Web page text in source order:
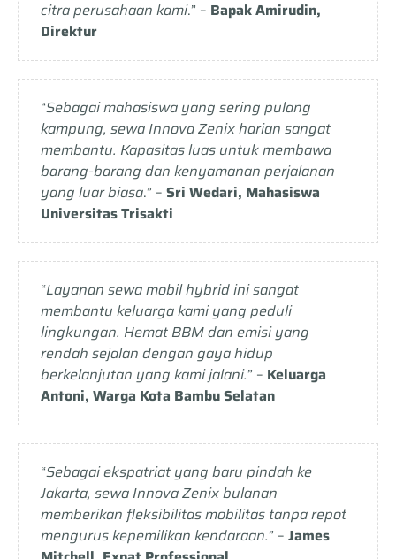
citra perusahaan kami.” – Bapak Amirudin,
Direktur
“Sebagai mahasiswa yang sering pulang
kampung, sewa Innova Zenix harian sangat
membantu. Kapasitas luas untuk membawa
barang-barang dan kenyamanan perjalanan
yang luar biasa.” – Sri Wedari, Mahasiswa
Universitas Trisakti
“Layanan sewa mobil hybrid ini sangat
membantu keluarga kami yang peduli
lingkungan. Hemat BBM dan emisi yang
rendah sejalan dengan gaya hidup
berkelanjutan yang kami jalani.” – Keluarga
Antoni, Warga Kota Bambu Selatan
“Sebagai ekspatriat yang baru pindah ke
Jakarta, sewa Innova Zenix bulanan
memberikan fleksibilitas mobilitas tanpa repot
mengurus kepemilikan kendaraan.” – James